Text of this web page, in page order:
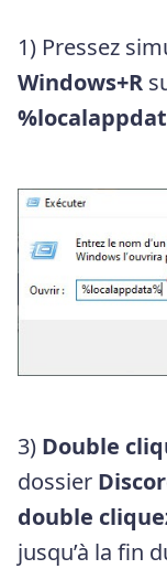
1) Pressez
Windows+R
3) Double
dossier
double
jusqu’à la fin